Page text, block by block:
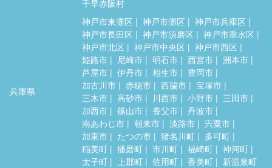
千早赤阪村
兵庫県
神戸市東灘区 神戸市灘区
神戸市兵庫区
神戸市長田区
神戸市須磨区
神戸市垂水区
神戸市北区
神戸市中央区
神戸市西区
姫路市
尼崎市 明石市 西宮市
洲本市
芦屋市
伊丹市 相生市
豊岡市
加古川市
赤穂市 西脇市
宝塚市
三木市
高砂市 川西市 小野市
三田市
加西市
篠山市 養父市
丹波市
南あわじ市
朝来市 淡路市
宍粟市
加東市
たつの市 猪名川町
多可町
稲美町
播磨町 市川町 福崎町
神河町
太子町
上郡町 佐用町 香美町 新温泉町